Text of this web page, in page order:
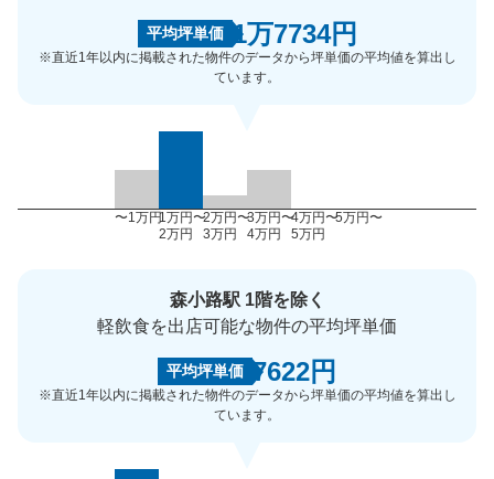
平均坪単価 1万7734円
※直近1年以内に掲載された物件のデータから坪単価の平均値を算出し
ています。
〜1万円1万円〜
2万円
2万円〜
3万円
3万円〜
4万円
4万円〜
5万円
5万円〜
森小路駅 1階を除く
軽飲食を出店可能な物件の平均坪単価
平均坪単価 7622円
※直近1年以内に掲載された物件のデータから坪単価の平均値を算出し
ています。